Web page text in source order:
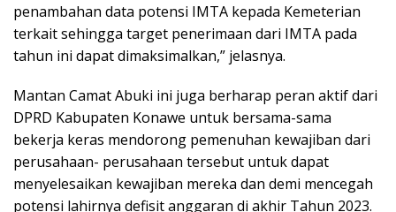
penambahan data potensi IMTA kepada Kemeterian
terkait sehingga target penerimaan dari IMTA pada
tahun ini dapat dimaksimalkan,” jelasnya.
Mantan Camat Abuki ini juga berharap peran aktif dari
DPRD Kabupaten Konawe untuk bersama-sama
bekerja keras mendorong pemenuhan kewajiban dari
perusahaan- perusahaan tersebut untuk dapat
menyelesaikan kewajiban mereka dan demi mencegah
potensi lahirnya defisit anggaran di akhir Tahun 2023.